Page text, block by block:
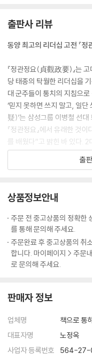
연고를 따지지 마라
세습의 맹점
세습인가 임명인가
요순(堯舜) 같은 아버지에
아버지는 속기 쉽다
후계자 선정의 원칙
10장 ｜ 덕행(德行)-오직
자기 점검의 지침
군주가 전쟁을 좋아하면 백
고구려를 침공하다
지족의 훈계
저자 후기
하는지 느끼지 못한다면 리
88
권력자는 때때로 묘한 ‘전능
조화다. 사장이나 고위인사
다.---p.104
관직에 안주해 봉록만 탐하
적으로 놀아나고, 군주의 눈
8
사람의 욕망과 감정은 현명
만 현명한 사람은 감정을 잘
---p.170
출판사 리뷰
동양 최고의 리더십 고전 『정
『정관정요(貞觀政要)』는
당 태종의 탁월한 리더십을
대 군주들이 통치의 지침으
‘믿지 못하면 쓰지 말고, 일
疑)’는 삼성그룹 이병철 선
『정관정요』에서 유래한 것
를 배웠다”고 밝힌 바 있다.
는 1,400여 년 전 중국에서
『제왕학-정관정요에서 배우
도쿠가와 이에야스를 비롯한
던 『정관정요』가 점차 잊
식과 자신의 회사경영 체험
할 수 있는 ‘리더십의 고전’
창업(創業)보다 어려운 수
더십’의 성패 여부에 달려 있
보면 새로운 문제가 아니다.
아버지 고종을 도와 창업한
고민을 했다. 태종이 신하들
출
상품정보안내
주문 전 중고상품의 정확한
를 통해 문의해 주세요.
주문완료 후 중고상품의 취
합니다. 마이페이지 > 주문
로 문의해 주세요.
판매자 정보
업체명
책으로 통
대표자명
노정옥
사업자 등록번호
564-27-